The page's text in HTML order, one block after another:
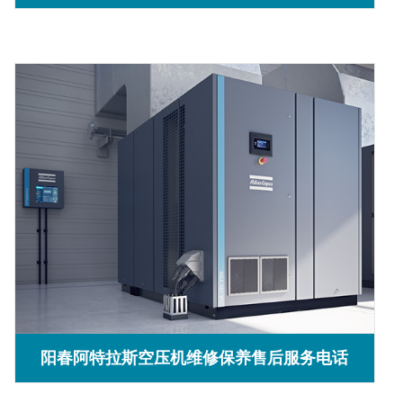
阳春阿特拉斯空压机维修保养售后服务电话